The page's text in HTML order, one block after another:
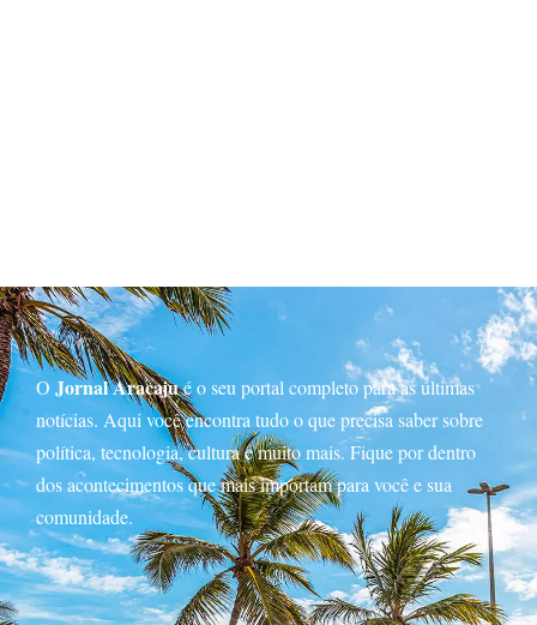
O Jornal Aracajué o seu portal completo para as últimas
notícias. Aqui você encontra tudo o que precisa saber sobre
política, tecnologia, cultura e muito mais. Fique por dentro
dos acontecimentos que mais importam para você e sua
comunidade.